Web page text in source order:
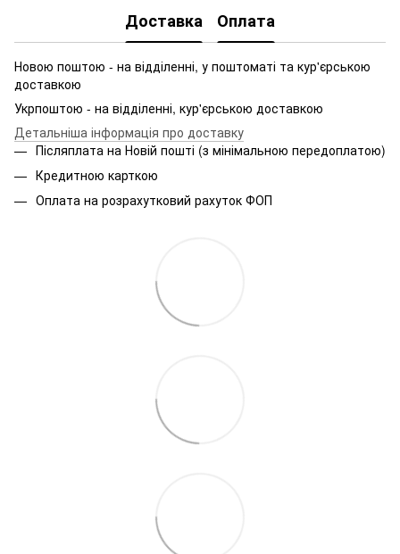
Доставка Оплата
Новою поштою - на відділенні, у поштоматі та кур'єрською
доставкою
Укрпоштою - на відділенні, кур'єрською доставкою
Детальніша інформація про доставку
Післяплата на Новій пошті (з мінімальною передоплатою)
Кредитною карткою
Оплата на розрахутковий рахуток ФОП